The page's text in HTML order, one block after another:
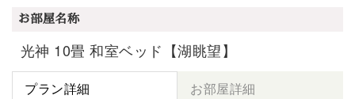
お部屋名称
光神 10畳 和室ベッド【湖眺望】
プラン詳細 お部屋詳細